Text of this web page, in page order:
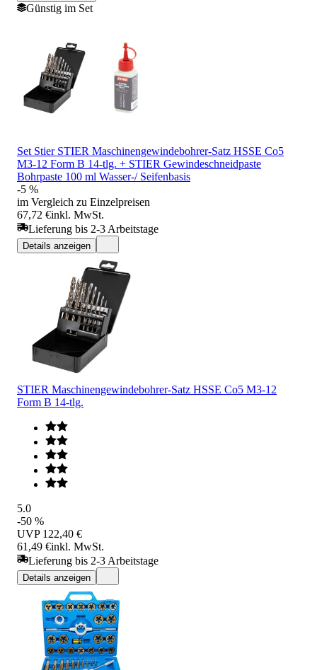
Günstig im Set
Set Stier STIER Maschinengewindebohrer-Satz HSSE Co5
M3-12 Form B 14-tlg. + STIER Gewindeschneidpaste
Bohrpaste 100 ml Wasser-/ Seifenbasis
-5 %
im Vergleich zu Einzelpreisen
67,72 €inkl. MwSt.
Lieferung bis 2-3 Arbeitstage
Details anzeigen
STIER Maschinengewindebohrer-Satz HSSE Co5 M3-12
Form B 14-tlg.
5.0
-50 %
UVP 122,40 €
61,49 €inkl. MwSt.
Lieferung bis 2-3 Arbeitstage
Details anzeigen